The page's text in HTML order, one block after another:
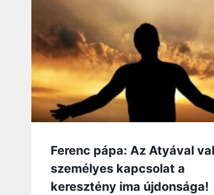
Ferenc pápa: Az Atyával
személyes kapcsolat a
keresztény ima újdonsága!